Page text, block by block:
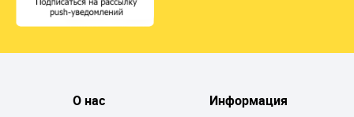
О нас
Информация